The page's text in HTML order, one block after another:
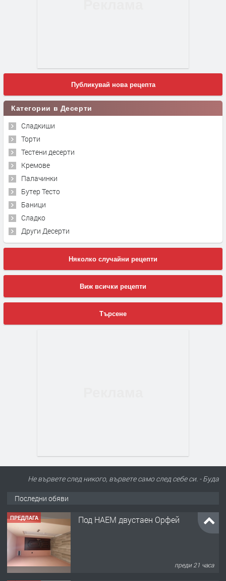
Публикувай нова рецепта
Категории в Десерти
Сладкиши
Торти
Тестени десерти
Кремове
Палачинки
Бутер Тесто
Баници
Сладко
Други Десерти
Няколко случайни рецепти
Виж всички рецепти
Търсене
Не вървете след никого, вървете само след себе си. - Буда
Последни обяви
ПРЕДЛАГА Под НАЕМ двустаен Орфей
преди 21 часа